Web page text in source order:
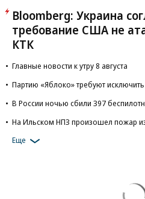
Bloomberg: Украина
требование США не
КТК
Главные новости к утру 8 августа
Партию «Яблоко» требуют
В России ночью сбили 397
На Ильском НПЗ произошел пожар
Еще